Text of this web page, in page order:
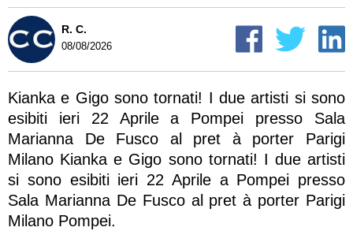
R. C.
08/08/2026
Kianka e Gigo sono tornati! I due artisti si sono
esibiti ieri 22 Aprile a Pompei presso Sala
Marianna De Fusco al pret à porter Parigi
Milano Kianka e Gigo sono tornati! I due artisti
si sono esibiti ieri 22 Aprile a Pompei presso
Sala Marianna De Fusco al pret à porter Parigi
Milano Pompei.